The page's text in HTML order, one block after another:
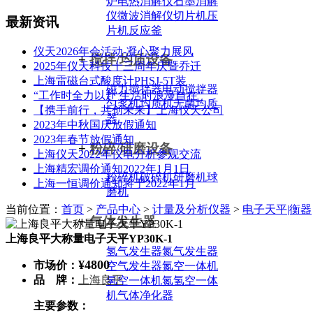
仪微波消解仪切片机压
片机反应釜
+搅拌/均质设备
磁力搅拌器电动搅拌器
匀浆机均质机无菌均质
器
+粉碎/研磨设备
粉碎机破碎机研磨机球
磨机
+气体发生器
氢气发生器氮气发生器
空气发生器氮空一体机
氢空一体机氮氢空一体
机气体净化器
最新资讯
仪天2026年会活动-凝心聚力展风
2025年仪天科技十三周年庆暨乔迁
上海雷磁台式酸度计PHSJ-5T装
“工作时全力以赴 生活时浪漫自在”
【携手前行，共创未来】上海仪天公司
2023年中秋国庆放假通知
2023年春节放假通知
上海仪天2022年仪电分析参观交流
上海精宏调价通知2022年1月1日
上海一恒调价通知将于2022年1月
当前位置： 首页 > 产品中心 > 计量及分析仪器 > 电子天平|衡器
上海良平大称量电子天平YP30K-1
市场价： ¥4800
品 牌： 上海良平
主要参数：